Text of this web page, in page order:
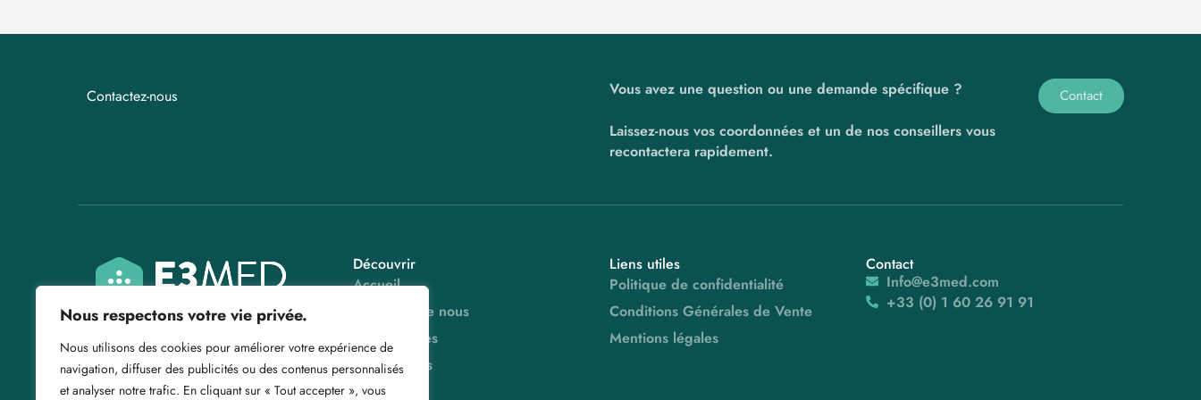
Nous respectons votre vie privée.
Nous utilisons des cookies pour améliorer votre expérience de
navigation, diffuser des publicités ou des contenus personnalisés
et analyser notre trafic. En cliquant sur « Tout accepter », vous
Contactez-nous​ Vous avez une question ou une demande spécifique ?
Laissez-nous vos coordonnées et un de nos conseillers vous
recontactera rapidement.
Contact
Découvrir
Accueil
A propos de nous
Nos Services
Les gammes
Actualités
Liens utiles
Politique de confidentialité
Conditions Générales de Vente
Mentions légales
Contact
Info@e3med.com
+33 (0) 1 60 26 91 91